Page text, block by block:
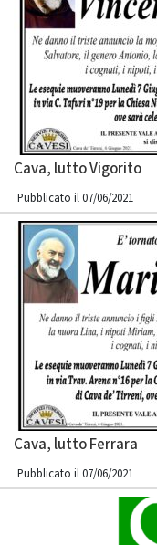
Cava, lutto Vigorito
Pubblicato il 07/06/2021
Cava, lutto Ferrara
Pubblicato il 07/06/2021